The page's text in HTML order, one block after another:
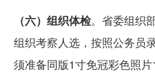
（六）组织体检。省委组织
组织考察人选，按照公务员
须准备同版1寸免冠彩色照